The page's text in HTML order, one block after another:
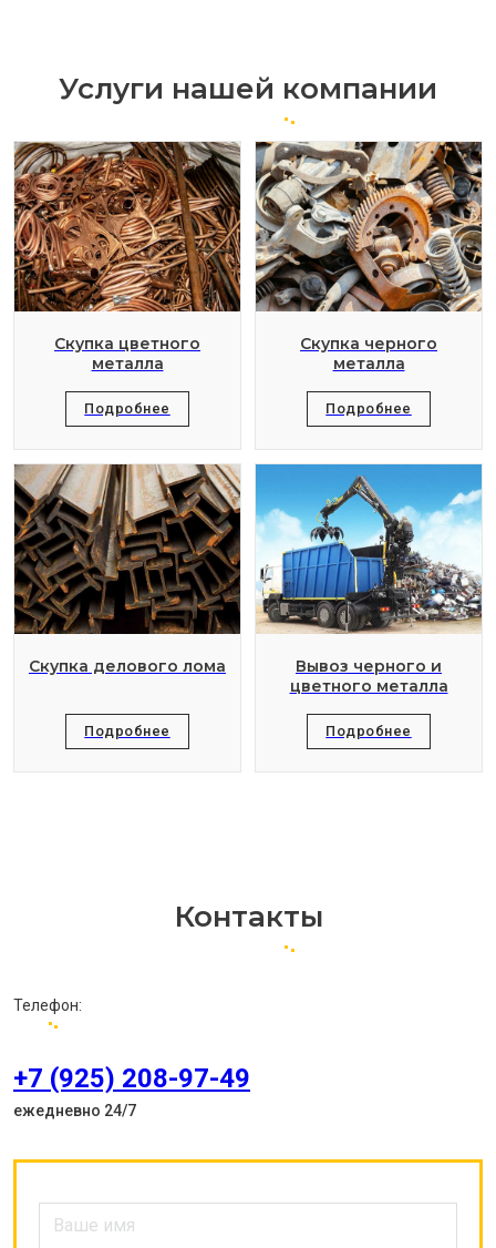
Услуги нашей компании
Скупка цветного
металла
Подробнее
Скупка черного
металла
Подробнее
Скупка делового лома
Подробнее
Вывоз черного и
цветного металла
Подробнее
Контакты
Телефон:
+7 (925) 208-97-49
ежедневно 24/7